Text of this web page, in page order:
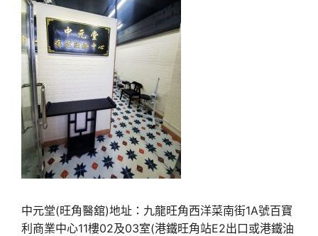
中元堂(旺角醫舘)地址：九龍旺角西洋菜南街1A號百寶
利商業中心11樓02及03室(港鐵旺角站E2出口或港鐵油